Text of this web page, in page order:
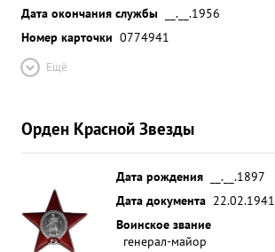
Дата окончания службы
__.__.1956
Номер карточки 0774941
Ещё
Орден Красной Звезды
Дата рождения
__.__.1897
Дата документа 22.02.1941
Воинское звание
генерал-майор